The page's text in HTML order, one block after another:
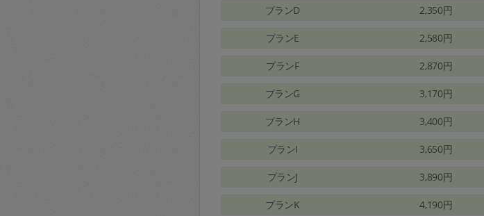
プランD 2,350円
プランE 2,580円
プランF 2,870円
プランG 3,170円
プランH 3,400円
プランI 3,650円
プランJ 3,890円
プランK 4,190円